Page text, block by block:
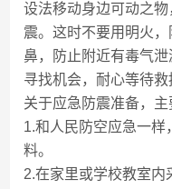
设法移动身边可动之
震。这时不要用明火
鼻，防止附近有毒气
寻找机会，耐心等待救
关于应急防震准备，主
1.和人民防空应急一
料。
2.在家里或学校教室内